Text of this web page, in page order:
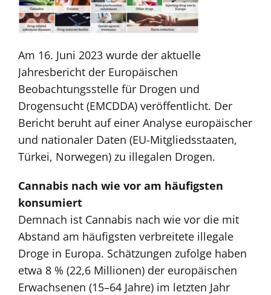
Am 16. Juni 2023 wurde der aktuelle
Jahresbericht der Europäischen
Beobachtungsstelle für Drogen und
Drogensucht (EMCDDA) veröffentlicht. Der
Bericht beruht auf einer Analyse europäischer
und nationaler Daten (EU-Mitgliedsstaaten,
Türkei, Norwegen) zu illegalen Drogen.
Cannabis nach wie vor am häufigsten
konsumiert
Demnach ist Cannabis nach wie vor die mit
Abstand am häufigsten verbreitete illegale
Droge in Europa. Schätzungen zufolge haben
etwa 8 % (22,6 Millionen) der europäischen
Erwachsenen (15–64 Jahre) im letzten Jahr